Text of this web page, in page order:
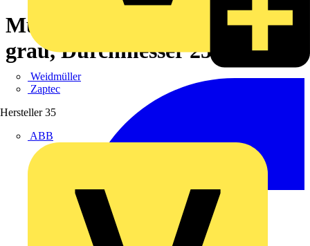
Weidmüller
Zaptec
Hersteller 35
ABB
Mureva TUBE, Rohrmuffe,
grau, Durchmesser 25mm